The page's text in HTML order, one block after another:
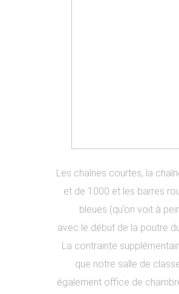
Les chaînes courtes, la
et de 1000 et les barres
bleues (qu’on voit à
avec le début de la poutre
La contrainte
que notre salle de
également office de